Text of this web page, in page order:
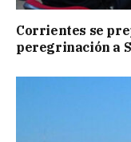
Corrientes se
peregrinación a